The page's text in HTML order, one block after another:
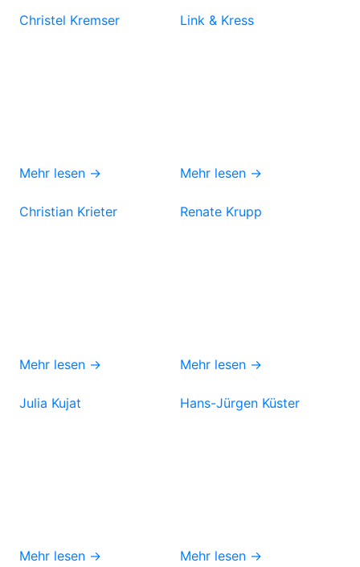
Christel Kremser
Mehr lesen →
Link & Kress
Mehr lesen →
Christian Krieter
Mehr lesen →
Renate Krupp
Mehr lesen →
Julia Kujat
Mehr lesen →
Hans-Jürgen Küster
Mehr lesen →